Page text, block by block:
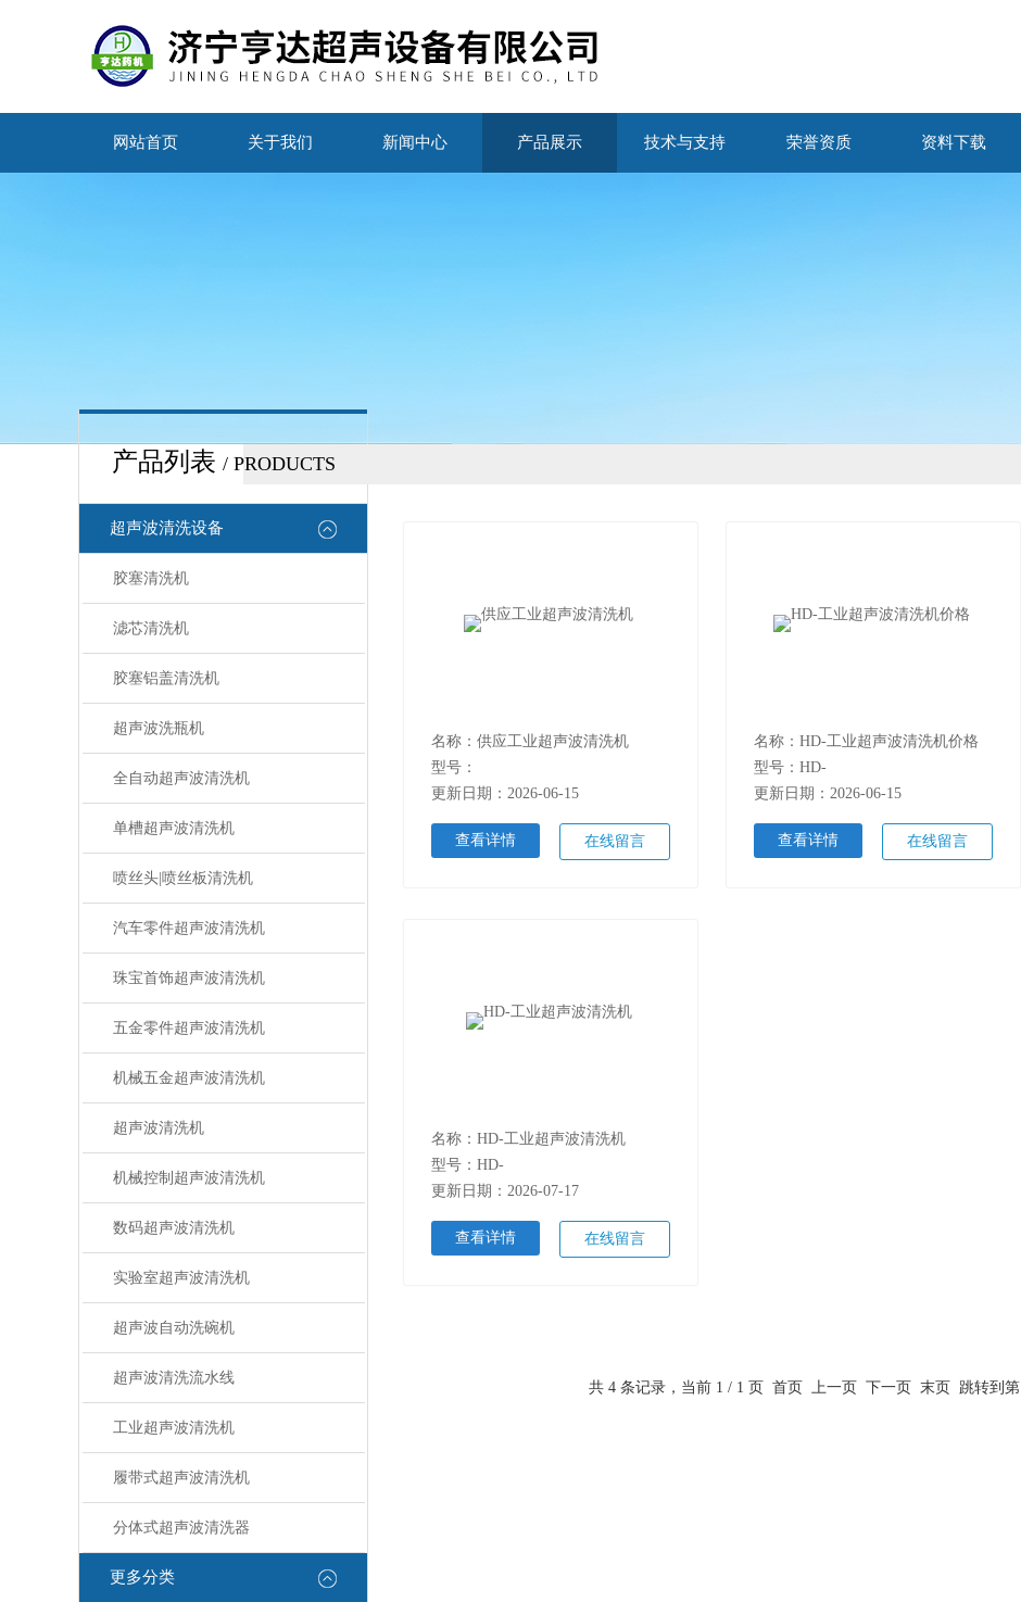
网站首页 关于我们 新闻中心 产品展示 技术与支持 荣誉资质 资料下载
产品列表 / PRODUCTS
超声波清洗设备
胶塞清洗机
滤芯清洗机
胶塞铝盖清洗机
超声波洗瓶机
全自动超声波清洗机
单槽超声波清洗机
喷丝头|喷丝板清洗机
汽车零件超声波清洗机
珠宝首饰超声波清洗机
五金零件超声波清洗机
机械五金超声波清洗机
超声波清洗机
机械控制超声波清洗机
数码超声波清洗机
实验室超声波清洗机
超声波自动洗碗机
超声波清洗流水线
工业超声波清洗机
履带式超声波清洗机
分体式超声波清洗器
更多分类
名称：供应工业超声波清洗机
型号：
更新日期：2026-06-15
查看详情 在线留言
名称：HD-工业超声波清洗机价格
型号：HD-
更新日期：2026-06-15
查看详情 在线留言
名称：HD-工业超声波清洗机
型号：HD-
更新日期：2026-07-17
查看详情 在线留言
共 4 条记录，当前 1 / 1 页 首页 上一页 下一页 末页 跳转到第